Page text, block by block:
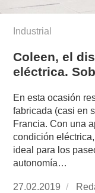
Industrial
Coleen, el
eléctrica.
En esta ocasión
fabricada (casi en
Francia. Con una
condición
ideal para los
autonomía…
Publicado
27.02.2019